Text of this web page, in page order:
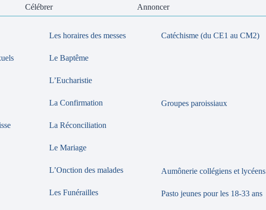
Célébrer
Les horaires des messes
Le Baptême
L’Eucharistie
La Confirmation
La Réconciliation
Le Mariage
L’Onction des malades
Les Funérailles
Annoncer
Catéchisme (du CE1 au CM2)
Groupes paroissiaux
Aumônerie collégiens et lycéens
Pasto jeunes pour les 18-33 ans